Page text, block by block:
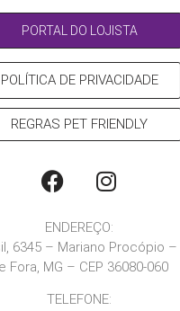
PORTAL DO LOJISTA
POLÍTICA DE PRIVACIDADE
REGRAS PET FRIENDLY
ENDEREÇO:
6345 – Mariano Procópio
Fora, MG – CEP 36080-060
TELEFONE: